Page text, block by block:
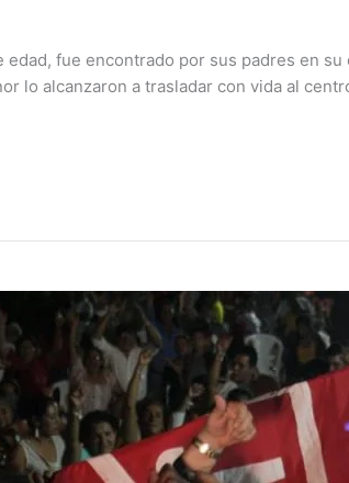
edad, fue encontrado por sus padres en
lo alcanzaron a trasladar con vida al